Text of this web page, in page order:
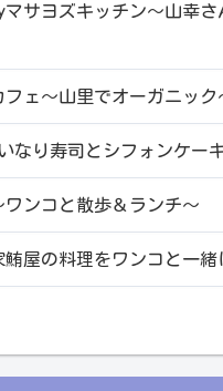
マサヨズキッチン～山幸さ
ェ～山里でオーガニック
なり寿司とシフォンケー
ンコと散歩＆ランチ～
屋の料理をワンコと一緒